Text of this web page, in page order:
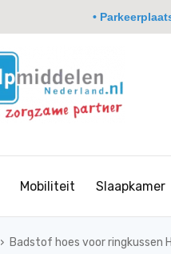
Mobiliteit Slaapkamer
› Badstof hoes voor ringkussen
•